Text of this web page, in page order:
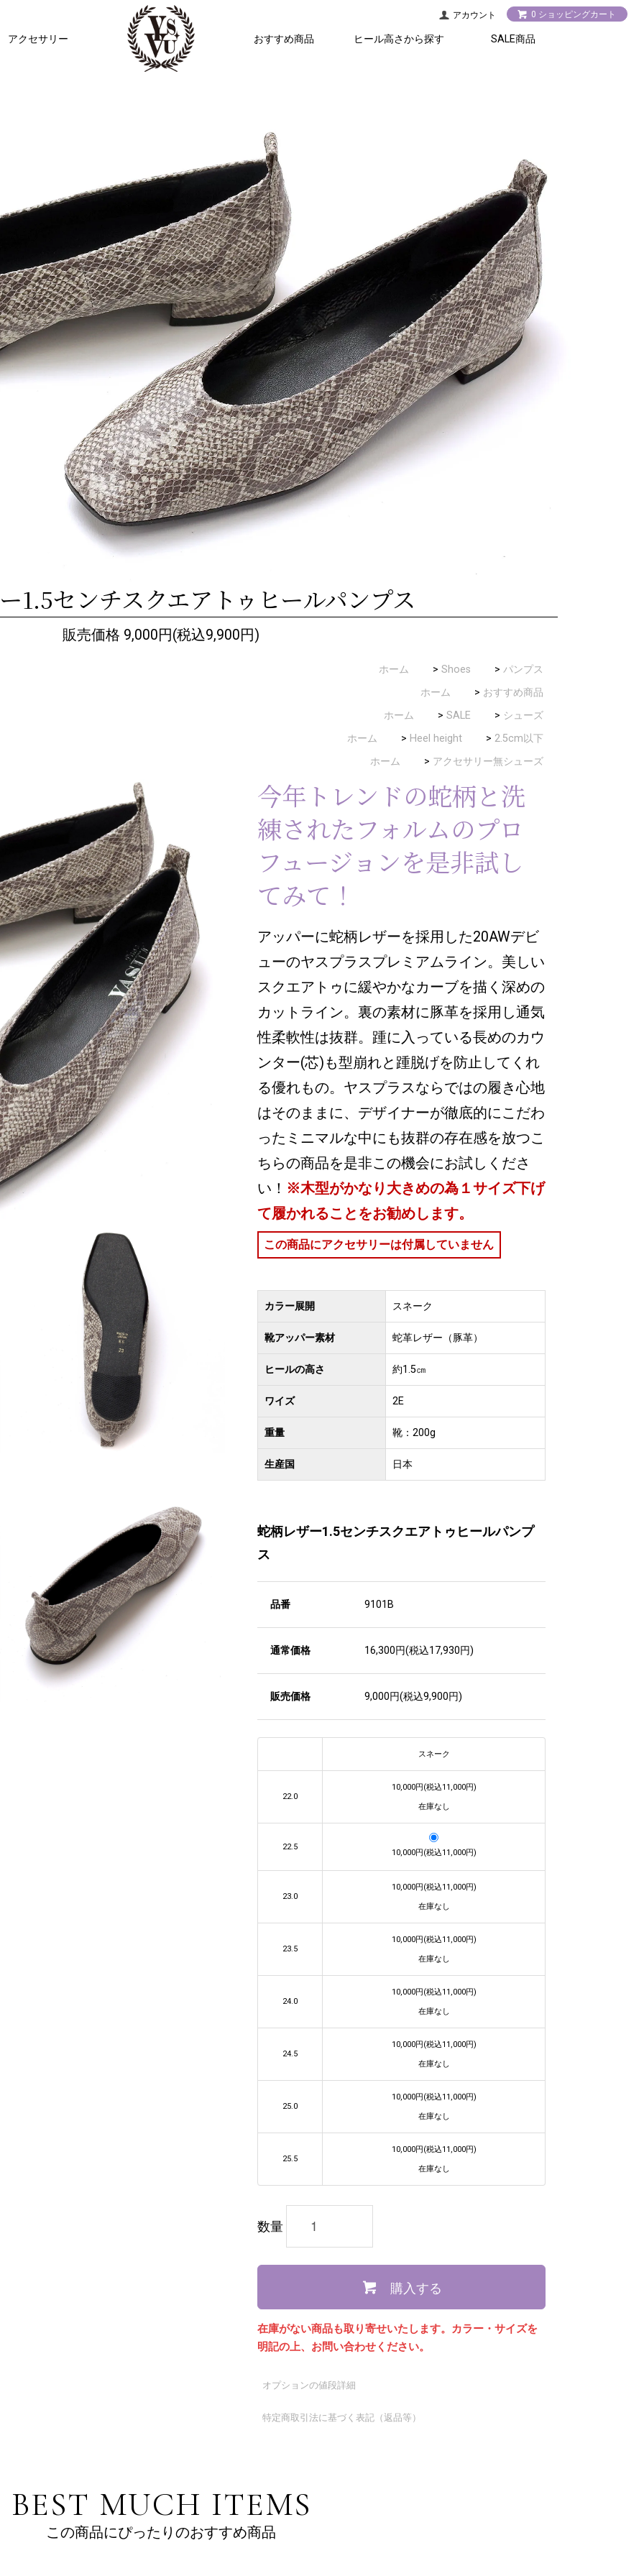
アカウント 0 ショッピングカート
アクセサリー おすすめ商品 ヒール高さから探す SALE商品
1.5センチスクエアトゥヒールパンプス
販売価格 9,000円(税込9,900円)
ホーム > Shoes > パンプス
ホーム
> おすすめ商品
ホーム
> SALE > シューズ
ホーム
> Heel height > 2.5cm以下
ホーム
> アクセサリー無シューズ
今年トレンドの蛇柄と洗
練されたフォルムのプロ
フュージョンを是非試し
てみて！
アッパーに蛇柄レザーを採用した20AWデビ
ューのヤスプラスプレミアムライン。美しい
スクエアトゥに緩やかなカーブを描く深めの
カットライン。裏の素材に豚革を採用し通気
性柔軟性は抜群。踵に入っている長めのカウ
ンター(芯)も型崩れと踵脱げを防止してくれ
る優れもの。ヤスプラスならではの履き心地
はそのままに、デザイナーが徹底的にこだわ
ったミニマルな中にも抜群の存在感を放つこ
ちらの商品を是非この機会にお試しくださ
い！ ※木型がかなり大きめの為１サイズ下げ
て履かれることをお勧めします。
この商品にアクセサリーは付属していません
カラー展開 スネーク
靴アッパー素材 蛇革レザー（豚革）
ヒールの高さ 約1.5㎝
ワイズ 2E
重量 靴：200g
生産国 日本
蛇柄レザー1.5センチスクエアトゥヒールパンプ
ス
品番 9101B
通常価格 16,300円(税込17,930円)
販売価格 9,000円(税込9,900円)
スネーク
22.0
10,000円(税込11,000円)
在庫なし
22.5
10,000円(税込11,000円)
23.0
10,000円(税込11,000円)
在庫なし
23.5
10,000円(税込11,000円)
在庫なし
24.0
10,000円(税込11,000円)
在庫なし
24.5
10,000円(税込11,000円)
在庫なし
25.0
10,000円(税込11,000円)
在庫なし
25.5
10,000円(税込11,000円)
在庫なし
数量
購入する
在庫がない商品も取り寄せいたします。カラー・サイズを
明記の上、お問い合わせください。
オプションの値段詳細
特定商取引法に基づく表記（返品等）
BEST MUCH ITEMS
この商品にぴったりのおすすめ商品